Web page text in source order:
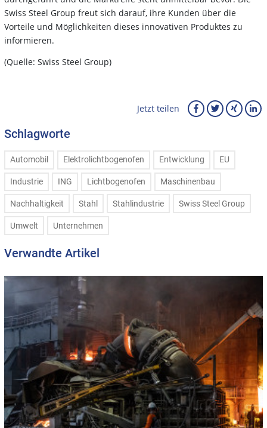
Swiss Steel Group freut sich darauf, ihre Kunden über die
Vorteile und Möglichkeiten dieses innovativen Produktes zu
informieren.
(Quelle: Swiss Steel Group)
Jetzt teilen
Schlagworte
Automobil Elektrolichtbogenofen Entwicklung EU
Industrie ING Lichtbogenofen Maschinenbau
Nachhaltigkeit Stahl Stahlindustrie Swiss Steel Group
Umwelt Unternehmen
Verwandte Artikel